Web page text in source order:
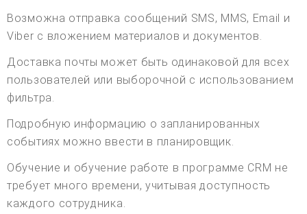
Возможна отправка сообщений SMS, MMS, Email и
Viber с вложением материалов и документов.
Доставка почты может быть одинаковой для всех
пользователей или выборочной с использованием
фильтра.
Подробную информацию о запланированных
событиях можно ввести в планировщик.
Обучение и обучение работе в программе CRM не
требует много времени, учитывая доступность
каждого сотрудника.